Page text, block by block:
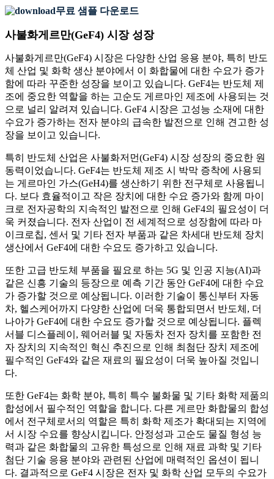
무료 샘플 다운로드
사불화게르만(GeF4) 시장 성장
사불화게르만(GeF4) 시장은 다양한 산업 응용 분야, 특히 반도
체 산업 및 화학 생산 분야에서 이 화합물에 대한 수요가 증가
함에 따라 꾸준한 성장을 보이고 있습니다. GeF4는 반도체 제
조에 중요한 역할을 하는 고순도 게르마인 제조에 사용되는 것
으로 널리 알려져 있습니다. GeF4 시장은 고성능 소재에 대한
수요가 증가하는 전자 분야의 급속한 발전으로 인해 견고한 성
장을 보이고 있습니다.
특히 반도체 산업은 사불화저먼(GeF4) 시장 성장의 중요한 원
동력이었습니다. GeF4는 반도체 제조 시 박막 증착에 사용되
는 게르마인 가스(GeH4)를 생산하기 위한 전구체로 사용됩니
다. 보다 효율적이고 작은 장치에 대한 수요 증가와 함께 마이
크로 전자공학의 지속적인 발전으로 인해 GeF4의 필요성이 더
욱 커졌습니다. 전자 산업이 전 세계적으로 성장함에 따라 마
이크로칩, 센서 및 기타 전자 부품과 같은 차세대 반도체 장치
생산에서 GeF4에 대한 수요도 증가하고 있습니다.
또한 고급 반도체 부품을 필요로 하는 5G 및 인공 지능(AI)과
같은 신흥 기술의 등장으로 예측 기간 동안 GeF4에 대한 수요
가 증가할 것으로 예상됩니다. 이러한 기술이 통신부터 자동
차, 헬스케어까지 다양한 산업에 더욱 통합되면서 반도체, 더
나아가 GeF4에 대한 수요도 증가할 것으로 예상됩니다. 플렉
서블 디스플레이, 웨어러블 및 자동차 전자 장치를 포함한 전
자 장치의 지속적인 혁신 추진으로 인해 최첨단 장치 제조에
필수적인 GeF4와 같은 재료의 필요성이 더욱 높아질 것입니
다.
또한 GeF4는 화학 분야, 특히 특수 불화물 및 기타 화학 제품의
합성에서 필수적인 역할을 합니다. 다른 게르만 화합물의 합성
에서 전구체로서의 역할은 특히 화학 제조가 확대되는 지역에
서 시장 수요를 향상시킵니다. 안정성과 고순도 물질 형성 능
력과 같은 화합물의 고유한 특성으로 인해 재료 과학 및 기타
첨단 기술 응용 분야와 관련된 산업에 매력적인 옵션이 됩니
다. 결과적으로 GeF4 시장은 전자 및 화학 산업 모두의 수요가